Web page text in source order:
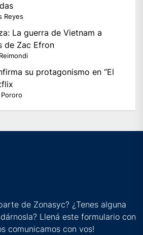
Reyes
La guerra de Vietnam a
de Zac Efron
su protagonismo en “El
de Zonasyc? ¿Tenes alguna
Llená este formulario con
comunicamos con vos!